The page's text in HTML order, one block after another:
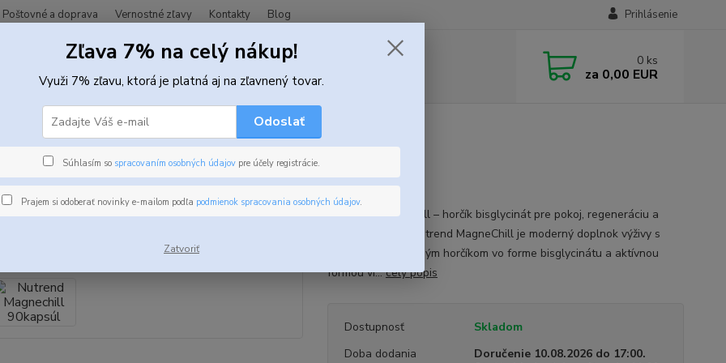
Poštovné a doprava Vernostné zľavy Kontakty Blog Prihlásenie
Hľadať 0 ks
za 0,00 EUR
Vitamíny, minerály a zdravie
Magnechill 90kapsúl
Nutrend MagneChill – horčík bisglycinát pre pokoj, regeneráciu a
kvalitný spánok Nutrend MagneChill je moderný doplnok výživy s
vysoko vstrebateľným horčíkom vo forme bisglycinátu a aktívnou
formou vi...celý popis
Dostupnosť
Skladom
Doba dodania
Doručenie 10.08.2026 do 17:00.
Zľava 7% na celý nákup!
Využi 7% zľavu, ktorá je platná aj na zľavnený tovar.
Odoslať
Súhlasím so spracovaním osobných údajov pre účely registrácie.
Prajem si odoberať novinky e-mailom podľa podmienok spracovania osobných údajov.
Zatvoriť